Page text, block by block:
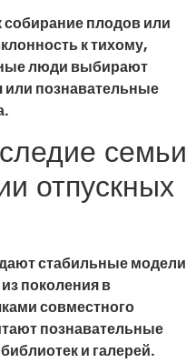
собирание плодов или
к тихому,
люди выбирают
или познавательные
семьи
отпускных
стабильные модели
поколения в
совместного
познавательные
и галерей.